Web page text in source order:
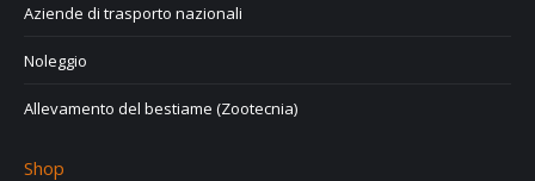
Aziende di trasporto nazionali
Noleggio
Allevamento del bestiame (Zootecnia)
Shop